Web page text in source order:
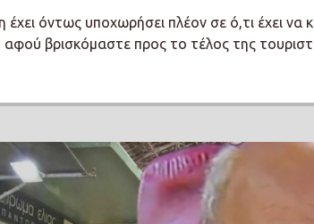
έχει όντως υποχωρήσει πλέον σε ό,τι έχει να
βρισκόμαστε προς το τέλος της